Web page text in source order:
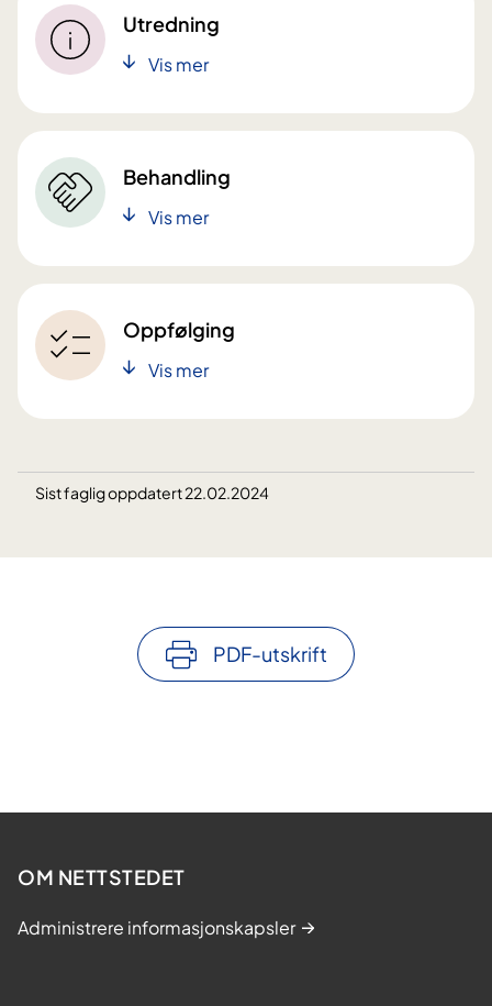
Utredning
Vis mer
Behandling
Vis mer
Oppfølging
Vis mer
Sist faglig oppdatert 22.02.2024
PDF-utskrift
OM NETTSTEDET
Administrere informasjonskapsler